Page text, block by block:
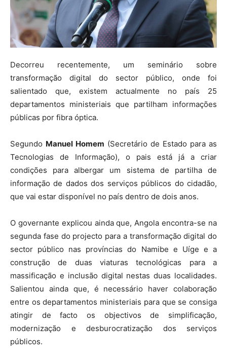
Decorreu recentemente, um seminário sobre
transformação digital do sector público, onde foi
salientado que, existem actualmente no país 25
departamentos ministeriais que partilham informações
públicas por fibra óptica.
Segundo Manuel Homem (Secretário de Estado para as
Tecnologias de Informação), o pais está já a criar
condições para albergar um sistema de partilha de
informação de dados dos serviços públicos do cidadão,
que vai estar disponível no país dentro de dois anos.
O governante explicou ainda que, Angola encontra-se na
segunda fase do projecto para a transformação digital do
sector público nas províncias do Namibe e Uíge e a
construção de duas viaturas tecnológicas para a
massificação e inclusão digital nestas duas localidades.
Salientou ainda que, é necessário haver colaboração
entre os departamentos ministeriais para que se consiga
atingir de facto os objectivos de simplificação,
modernização e desburocratização dos serviços
públicos.